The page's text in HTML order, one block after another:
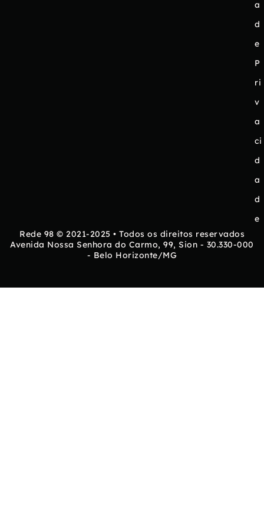
a
d
e
P
ri
v
a
ci
d
a
d
e
Rede 98 © 2021-2025 • Todos os direitos reservados
Avenida Nossa Senhora do Carmo, 99, Sion - 30.330-000
- Belo Horizonte/MG